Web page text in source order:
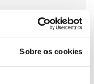
Sobre os cookies
carros elétricos